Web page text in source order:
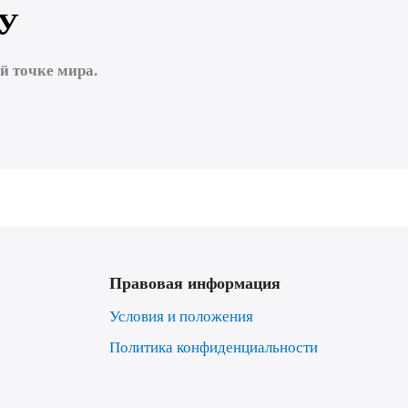
точке мира.
Правовая информация
Условия и положения
Политика конфиденциальности